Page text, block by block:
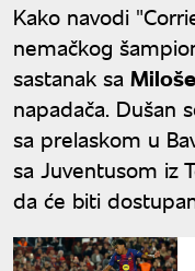
Kako navodi
nemačkog
sastanak sa
napadača. Dušan
sa prelaskom u
sa Juventusom iz
da će biti